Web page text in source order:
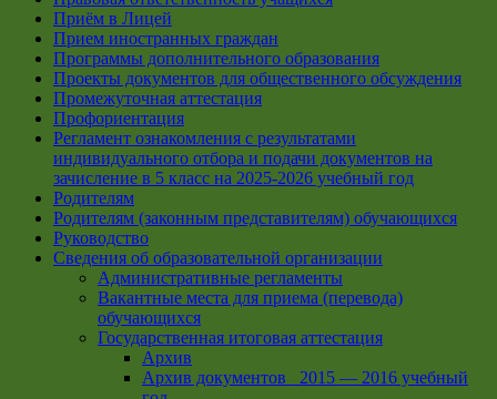
Приём в Лицей
Прием иностранных граждан
Программы дополнительного образования
Проекты документов для общественного обсуждения
Промежуточная аттестация
Профориентация
Регламент ознакомления с результатами
индивидуального отбора и подачи документов на
зачисление в 5 класс на 2025-2026 учебный год
Родителям
Родителям (законным представителям) обучающихся
Руководство
Сведения об образовательной организации
Административные регламенты
Вакантные места для приема (перевода)
обучающихся
Государственная итоговая аттестация
Архив
Архив документов _2015 — 2016 учебный